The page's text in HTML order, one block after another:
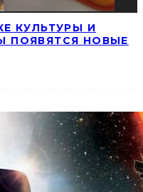
КУЛЬТУРЫ И
ПОЯВЯТСЯ НОВЫЕ